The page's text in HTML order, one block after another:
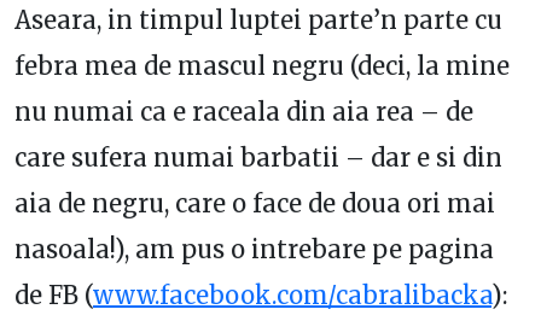
Aseara, in timpul luptei parte’n parte cu
febra mea de mascul negru (deci, la mine
nu numai ca e raceala din aia rea – de
care sufera numai barbatii – dar e si din
aia de negru, care o face de doua ori mai
nasoala!), am pus o intrebare pe pagina
de FB (www.facebook.com/cabralibacka):